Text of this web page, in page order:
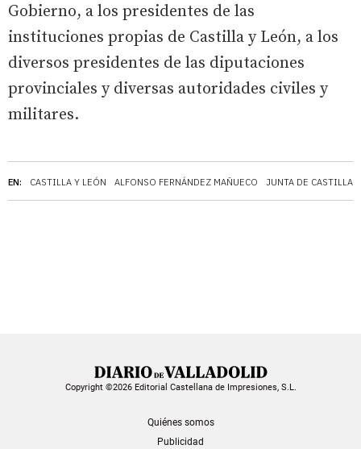
EN: CASTILLA Y LEÓN ALFONSO FERNÁNDEZ MAÑUECO JUNTA DE CASTILLA
Gobierno, a los presidentes de las
instituciones propias de Castilla y León, a los
diversos presidentes de las diputaciones
provinciales y diversas autoridades civiles y
militares.
Copyright ©2026 Editorial Castellana de Impresiones, S.L.
Quiénes somos
Publicidad